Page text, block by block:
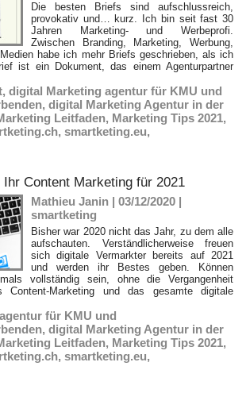
Die besten Briefs sind aufschlussreich,
provokativ und… kurz. Ich bin seit fast 30
Jahren Marketing- und Werbeprofi.
Zwischen Branding, Marketing, Werbung,
habe ich mehr Briefs geschrieben, als ich
ist ein Dokument, das einem Agenturpartner
, digital Marketing agentur für KMU und
, digital Marketing Agentur in der
Leitfaden, Marketing Tips 2021,
, smartketing.eu,
Ihr Content Marketing für 2021
Mathieu Janin | 03/12/2020 |
smartketing
Bisher war 2020 nicht das Jahr, zu dem alle
aufschauten. Verständlicherweise freuen
sich digitale Vermarkter bereits auf 2021
und werden ihr Bestes geben. Können
vollständig sein, ohne die Vergangenheit
Content-Marketing und das gesamte digitale
für KMU und
, digital Marketing Agentur in der
Leitfaden, Marketing Tips 2021,
, smartketing.eu,